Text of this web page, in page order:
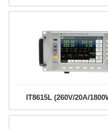
IT8615L (260V/20A/